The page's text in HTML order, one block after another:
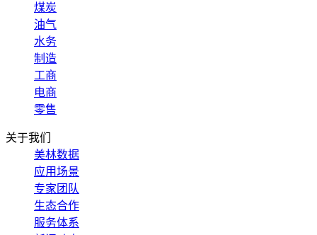
煤炭
油气
水务
制造
工商
电商
零售
关于我们
美林数据
应用场景
专家团队
生态合作
服务体系